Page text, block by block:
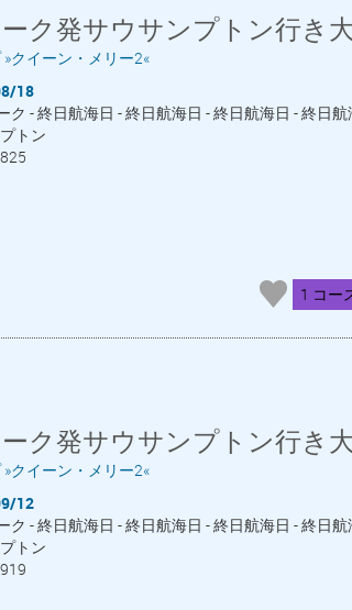
ク発サウサンプトン行き
クイーン・メリー2«
18
ク - 終日航海日 - 終日航海日 - 終日航海日 - 終日
トン
1 コー
ク発サウサンプトン行き
クイーン・メリー2«
12
ク - 終日航海日 - 終日航海日 - 終日航海日 - 終日
トン